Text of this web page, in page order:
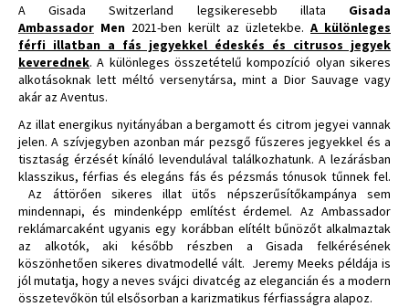
A Gisada Switzerland legsikeresebb illata Gisada
Ambassador Men 2021-ben került az üzletekbe. A különleges
férfi illatban a fás jegyekkel édeskés és citrusos jegyek
keverednek. A különleges összetételű kompozíció olyan sikeres
alkotásoknak lett méltó versenytársa, mint a Dior Sauvage vagy
akár az Aventus.
Az illat energikus nyitányában a bergamott és citrom jegyei vannak
jelen. A szívjegyben azonban már pezsgő fűszeres jegyekkel és a
tisztaság érzését kínáló levendulával találkozhatunk. A lezárásban
klasszikus, férfias és elegáns fás és pézsmás tónusok tűnnek fel.
Az áttörően sikeres illat ütős népszerűsítőkampánya sem
mindennapi, és mindenképp említést érdemel. Az Ambassador
reklámarcaként ugyanis egy korábban elítélt bűnözőt alkalmaztak
az alkotók, aki később részben a Gisada felkérésének
köszönhetően sikeres divatmodellé vált. Jeremy Meeks példája is
jól mutatja, hogy a neves svájci divatcég az elegancián és a modern
összetevőkön túl elsősorban a karizmatikus férfiasságra alapoz.